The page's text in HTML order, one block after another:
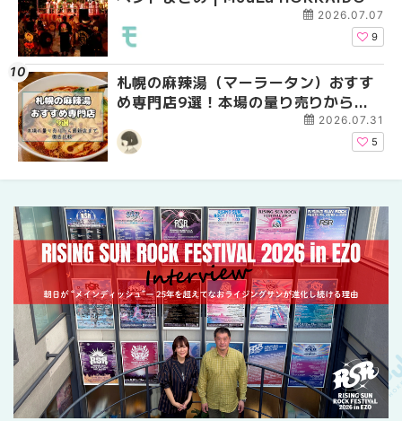
2026.07.07
9
札幌の麻辣湯（マーラータン）おすす
め専門店9選！本場の量り売りから最
新店まで徹底比較 | MouLa
HOKKAIDO
2026.07.31
5
2026年夏 恵庭市・千
イベントまとめ |
札幌の麻辣湯（マーラ
め専門店6選！本場の
新店まで徹底比較 |